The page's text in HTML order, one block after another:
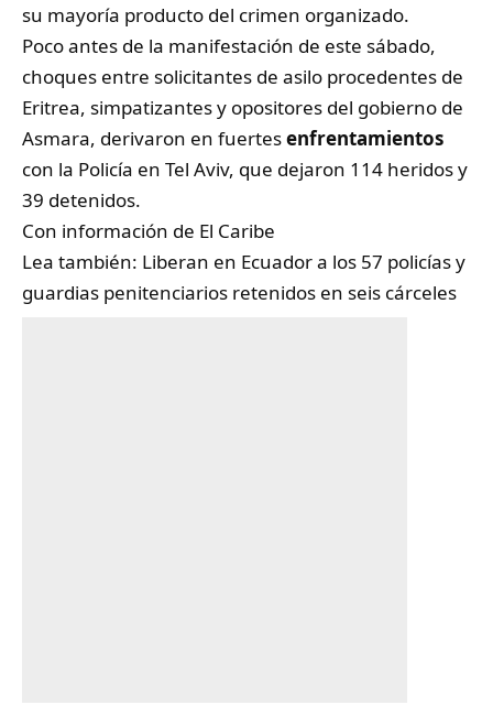
su mayoría producto del crimen organizado.
Poco antes de la manifestación de este sábado,
choques entre solicitantes de asilo procedentes de
Eritrea, simpatizantes y opositores del gobierno de
Asmara, derivaron en fuertesenfrentamientos
con la Policía en Tel Aviv, que dejaron 114 heridos y
39 detenidos.
Con información de El Caribe
Lea también: Liberan en Ecuador a los 57 policías y
guardias penitenciarios retenidos en seis cárceles